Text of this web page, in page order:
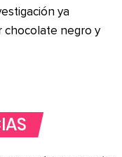
ya
chocolate negro y